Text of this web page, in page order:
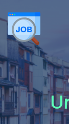
Accueil
Gestion de
Comptable